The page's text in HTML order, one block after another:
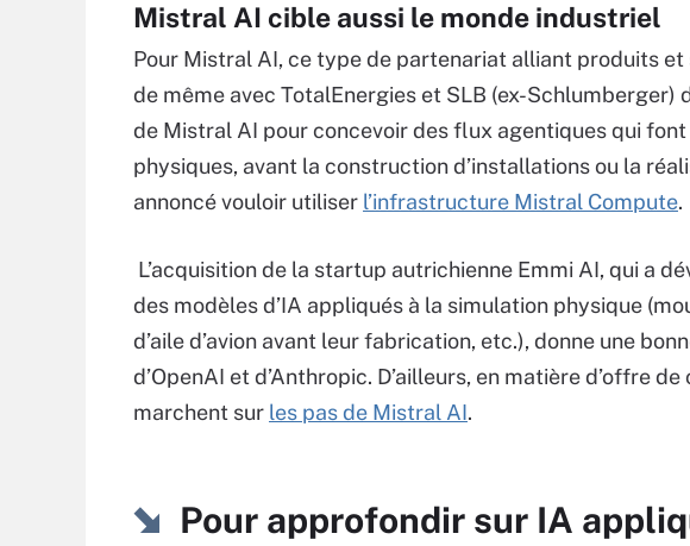
Mistral AI cible aussi le monde industriel
Pour Mistral AI, ce type de partenariat alliant produits et
de même avec TotalEnergies et SLB (ex-Schlumberger)
de Mistral AI pour concevoir des flux agentiques qui
physiques, avant la construction d’installations ou la
annoncé vouloir utiliser l’infrastructure Mistral Compute.
L’acquisition de la startup autrichienne Emmi AI, qui a
des modèles d’IA appliqués à la simulation physique
d’aile d’avion avant leur fabrication, etc.), donne une
d’OpenAI et d’Anthropic. D’ailleurs, en matière d’offre
marchent sur les pas de Mistral AI.
Pour approfondir sur IA